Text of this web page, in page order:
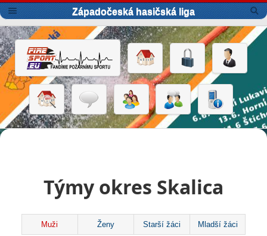
Západočeská hasičská liga
Týmy okres Skalica
Muži Ženy Starší žáci Mladší žáci